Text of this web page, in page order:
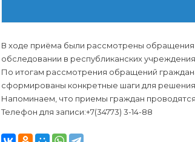
В ходе приёма были рассмотрены
обследовании в республиканских
По итогам рассмотрения обращений
сформированы конкретные шаги для решения
Напоминаем, что приемы граждан проводятся
Телефон для записи:+7(34773) 3-14-88